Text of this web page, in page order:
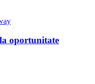
oportunitate